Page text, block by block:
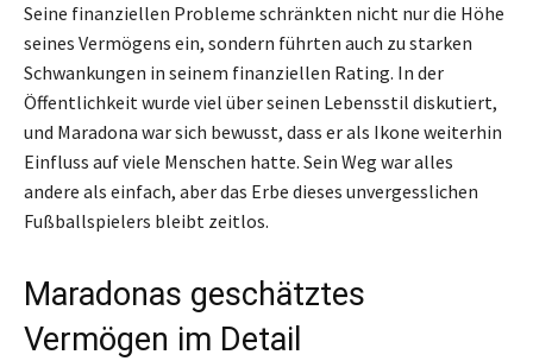
Seine finanziellen Probleme schränkten nicht nur die Höhe
seines Vermögens ein, sondern führten auch zu starken
Schwankungen in seinem finanziellen Rating. In der
Öffentlichkeit wurde viel über seinen Lebensstil diskutiert,
und Maradona war sich bewusst, dass er als Ikone weiterhin
Einfluss auf viele Menschen hatte. Sein Weg war alles
andere als einfach, aber das Erbe dieses unvergesslichen
Fußballspielers bleibt zeitlos.
Maradonas geschätztes
Vermögen im Detail